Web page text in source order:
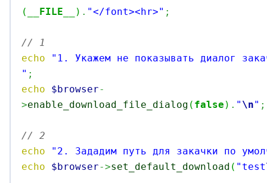
(
__FILE__ ) . "</font><hr>" ;
// 1
echo
"1. Укажем не показывать диалог
" ;
echo
$browser-
>enable_download_file_dialog ( false ) . " \n" ;
// 2
echo
"2. Зададим путь для закачки по
echo
$browser->set_default_download ( "test